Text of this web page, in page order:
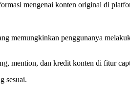
mengenai konten original di
memungkinkan penggunanya
mention, dan kredit konten di fitur
sesuai.